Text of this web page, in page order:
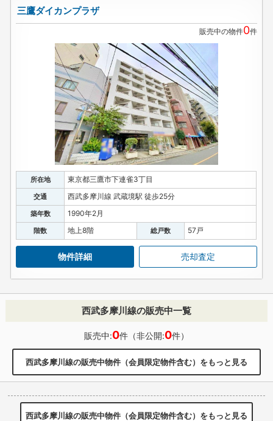
三鷹ダイカンプラザ
販売中の物件0件
所在地 東京都三鷹市下連雀3丁目
交通 西武多摩川線 武蔵境駅 徒歩25分
築年数 1990年2月
階数 地上8階 総戸数 57戸
物件詳細 売却査定
西武多摩川線の販売中一覧
販売中:0件（非公開:0件）
西武多摩川線の販売中物件（会員限定物件含む）をもっと見る
西武多摩川線の販売中物件（会員限定物件含む）をもっと見る